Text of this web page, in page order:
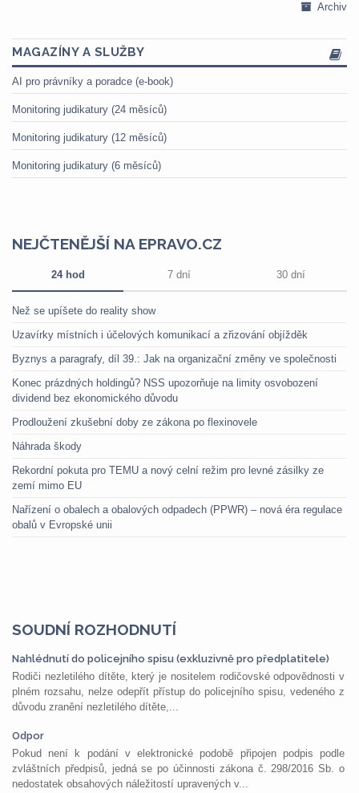
Archiv
MAGAZÍNY A SLUŽBY
AI pro právníky a poradce (e-book)
Monitoring judikatury (24 měsíců)
Monitoring judikatury (12 měsíců)
Monitoring judikatury (6 měsíců)
NEJČTENĚJŠÍ NA EPRAVO.CZ
24 hod 7 dní 30 dní
Než se upíšete do reality show
Uzavírky místních i účelových komunikací a zřizování objížděk
Byznys a paragrafy, díl 39.: Jak na organizační změny ve společnosti
Konec prázdných holdingů? NSS upozorňuje na limity osvobození
dividend bez ekonomického důvodu
Prodloužení zkušební doby ze zákona po flexinovele
Náhrada škody
Rekordní pokuta pro TEMU a nový celní režim pro levné zásilky ze
zemí mimo EU
Nařízení o obalech a obalových odpadech (PPWR) – nová éra regulace
obalů v Evropské unii
SOUDNÍ ROZHODNUTÍ
Nahlédnutí do policejního spisu (exkluzivně pro předplatitele)
Rodiči nezletilého dítěte, který je nositelem rodičovské odpovědnosti v
plném rozsahu, nelze odepřít přístup do policejního spisu, vedeného z
důvodu zranění nezletilého dítěte,...
Odpor
Pokud není k podání v elektronické podobě připojen podpis podle
zvláštních předpisů, jedná se po účinnosti zákona č. 298/2016 Sb. o
nedostatek obsahových náležitostí upravených v...